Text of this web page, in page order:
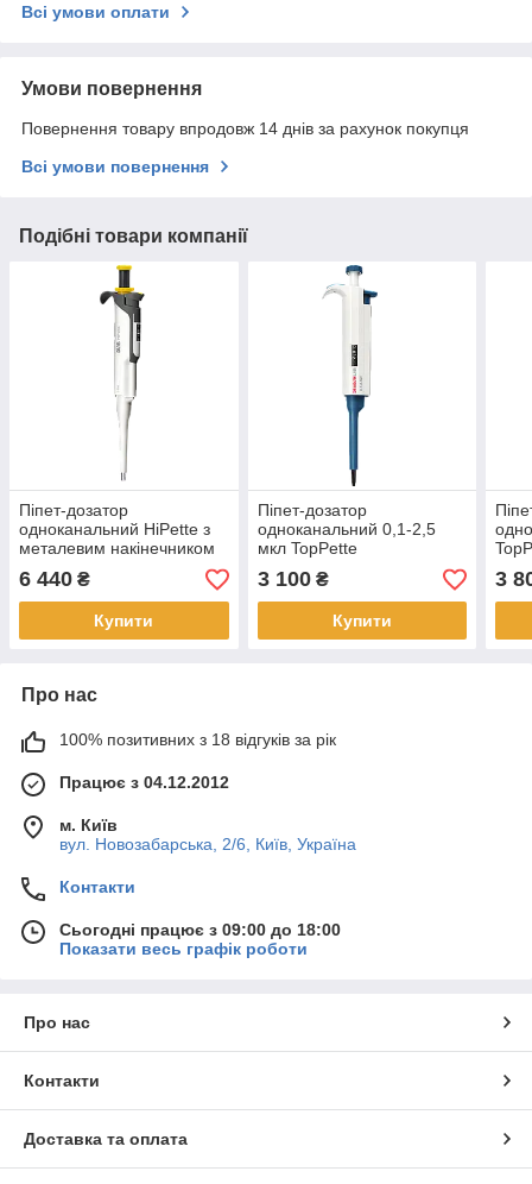
Всі умови оплати
Умови повернення
Повернення товару впродовж 14 днів за рахунок покупця
Всі умови повернення
Подібні товари компанії
Піпет-дозатор
одноканальний HiPette з
металевим накінечником
для електрофорезу
6 440 ₴
Купити
Піпет-дозатор
одноканальний 0,1-2,5
мкл TopPette
3 100₴
Купити
3
Про нас
100% позитивних з 18 відгуків за рік
Працює з 04.12.2012
м. Київ
вул. Новозабарська, 2/6, Київ, Україна
Контакти
Сьогодні працює з 09:00 до 18:00
Показати весь графік роботи
Про нас
Контакти
Доставка та оплата